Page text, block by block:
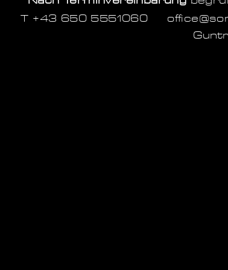
T ‭+43 650 5551060